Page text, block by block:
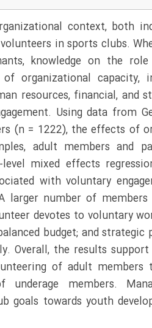
context, both
in sports clubs.
knowledge on the
organizational capacity,
resources, financial, and
Using data from
(n = 1222), the effects of
adult members and
mixed effects
with voluntary
larger number of
devotes to voluntary
budget; and
Overall, the results
of adult members
members.
goals towards youth